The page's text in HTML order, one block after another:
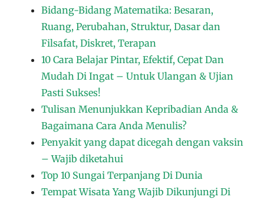
Bidang-Bidang Matematika: Besaran,
Ruang, Perubahan, Struktur, Dasar dan
Filsafat, Diskret, Terapan
10 Cara Belajar Pintar, Efektif, Cepat Dan
Mudah Di Ingat – Untuk Ulangan & Ujian
Pasti Sukses!
Tulisan Menunjukkan Kepribadian Anda &
Bagaimana Cara Anda Menulis?
Penyakit yang dapat dicegah dengan vaksin
– Wajib diketahui
Top 10 Sungai Terpanjang Di Dunia
Tempat Wisata Yang Wajib Dikunjungi Di